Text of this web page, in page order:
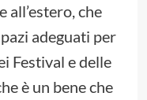
all’estero, che
adeguati per
Festival e delle
è un bene che